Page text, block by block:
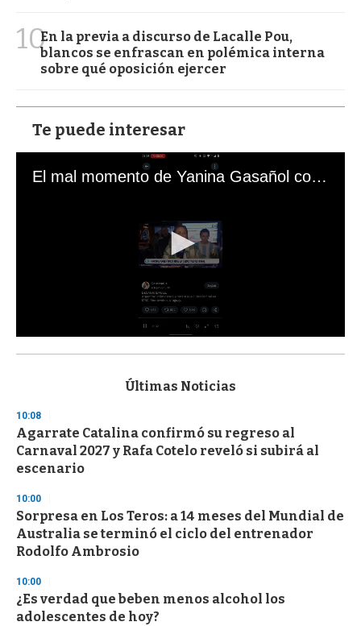
10En la previa a discurso de Lacalle Pou,
blancos se enfrascan en polémica interna
sobre qué oposición ejercer
Te puede interesar
El mal momento de Yanina Gasañol con un hincha argentino en "Subrayado"
s
d
s
o
f
3
s
e
c
o
n
Últimas Noticias
10:08
Agarrate Catalina confirmó su regreso al
Carnaval 2027 y Rafa Cotelo reveló si subirá al
escenario
10:00
Sorpresa en Los Teros: a 14 meses del Mundial de
Australia se terminó el ciclo del entrenador
Rodolfo Ambrosio
10:00
¿Es verdad que beben menos alcohol los
adolescentes de hoy?